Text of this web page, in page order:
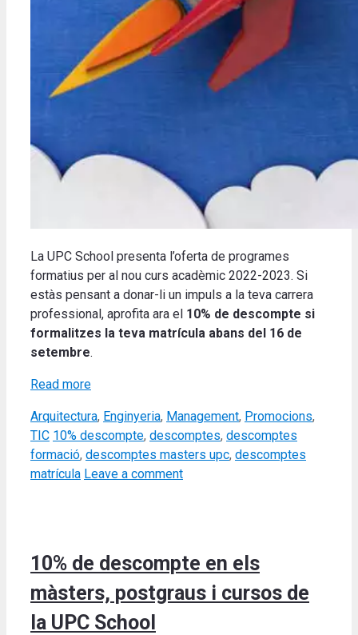
La UPC School presenta l’oferta de programes
formatius per al nou curs acadèmic 2022-2023. Si
estàs pensant a donar-li un impuls a la teva carrera
professional, aprofita ara el 10% de descompte si
formalitzes la teva matrícula abans del 16 de
setembre.
Read more
Categories
Arquitectura, Enginyeria, Management, Promocions,
TIC Tags
10% descompte, descomptes, descomptes
formació, descomptes masters upc, descomptes
matrícula Leave a comment
10% de descompte en els
màsters, postgraus i cursos de
la UPC School